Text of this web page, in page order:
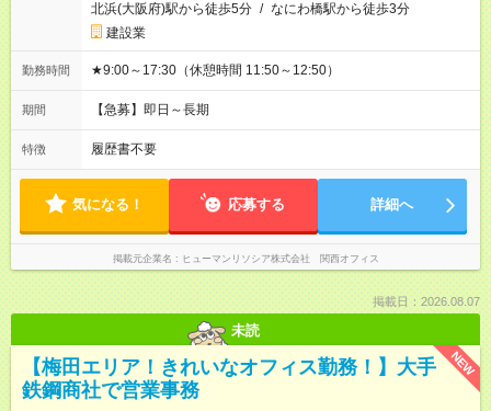
北浜(大阪府)駅から徒歩5分 / なにわ橋駅から徒歩3分
建設業
勤務時間 ★9:00～17:30（休憩時間 11:50～12:50）
期間 【急募】即日～長期
特徴 履歴書不要
気になる！ 応募する 詳細へ
掲載元企業名 ヒューマンリソシア株式会社 関西オフィス
掲載日：2026.08.07
未読
NEW
【梅田エリア！きれいなオフィス勤務！】大手
鉄鋼商社で営業事務